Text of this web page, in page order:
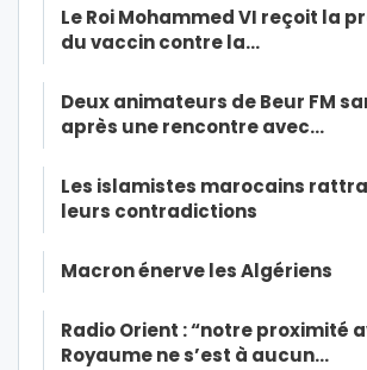
Le Roi Mohammed VI reçoit la
du vaccin contre la…
Deux animateurs de Beur FM
après une rencontre avec…
Les islamistes marocains
leurs contradictions
Macron énerve les Algériens
Radio Orient : “notre proximité
Royaume ne s’est à aucun…